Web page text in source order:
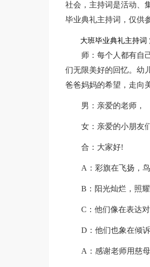
社会，主持词是活动、
毕业典礼主持词，仅供
大班毕业典礼主持词
师：每个人都有自
们无限美好的回忆。幼
爸爸妈妈的希望，走向
男：亲爱的老师，
女：亲爱的小朋友
合：大家好!
A：彩旗在飞扬，
B：阳光灿烂，照
C：他们像在表达
D：他们也象在倾
A：感谢老师用慈